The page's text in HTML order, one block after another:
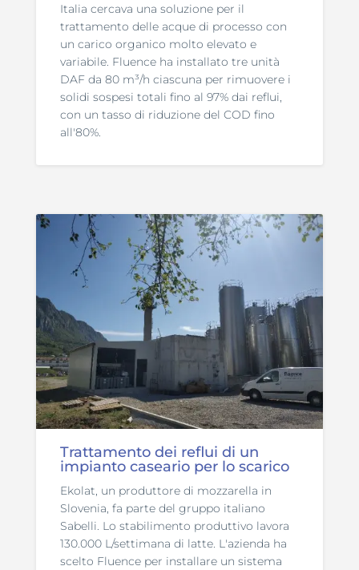
Italia cercava una soluzione per il
trattamento delle acque di processo con
un carico organico molto elevato e
variabile. Fluence ha installato tre unità
DAF da 80 m³/h ciascuna per rimuovere i
solidi sospesi totali fino al 97% dai reflui,
con un tasso di riduzione del COD fino
all'80%.
Trattamento dei reflui di un
impianto caseario per lo scarico
Ekolat, un produttore di mozzarella in
Slovenia, fa parte del gruppo italiano
Sabelli. Lo stabilimento produttivo lavora
130.000 L/settimana di latte. L'azienda ha
scelto Fluence per installare un sistema